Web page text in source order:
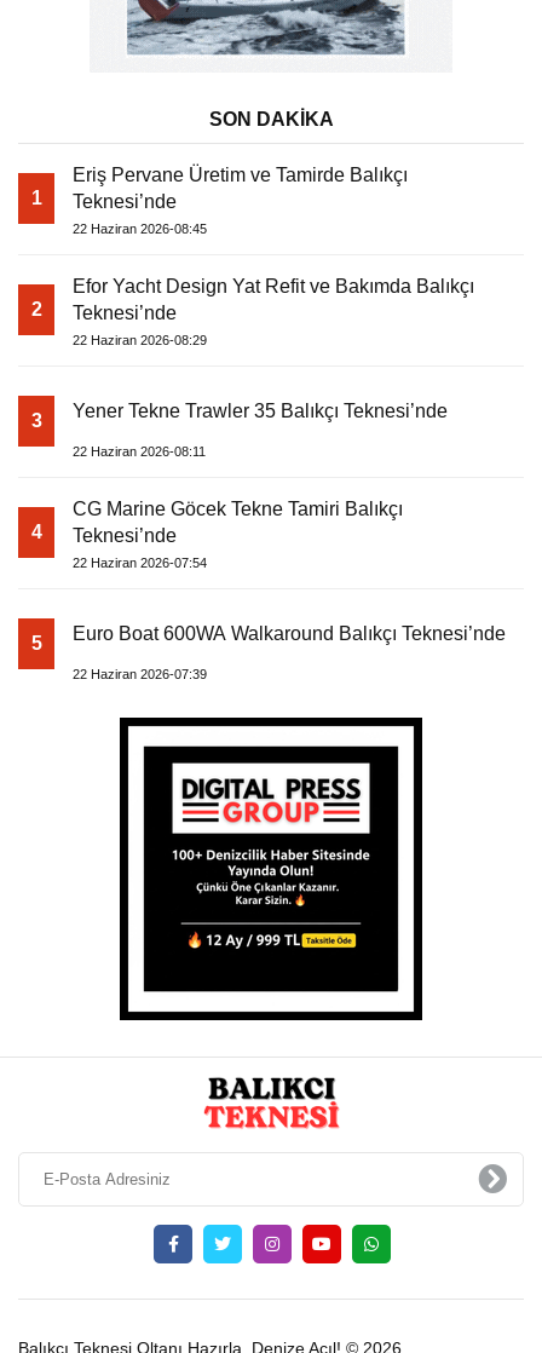
SON DAKİKA
1
Eriş Pervane Üretim ve Tamirde Balıkçı
Teknesi’nde
22 Haziran 2026-08:45
2
Efor Yacht Design Yat Refit ve Bakımda Balıkçı
Teknesi’nde
22 Haziran 2026-08:29
3 Yener Tekne Trawler 35 Balıkçı Teknesi’nde
22 Haziran 2026-08:11
4
CG Marine Göcek Tekne Tamiri Balıkçı
Teknesi’nde
22 Haziran 2026-07:54
5 Euro Boat 600WA Walkaround Balıkçı Teknesi’nde
22 Haziran 2026-07:39
Balıkcı Teknesi Oltanı Hazırla, Denize Açıl! © 2026